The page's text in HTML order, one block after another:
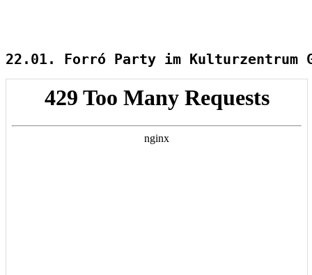
22.01. Forró Party im Kulturzentrum